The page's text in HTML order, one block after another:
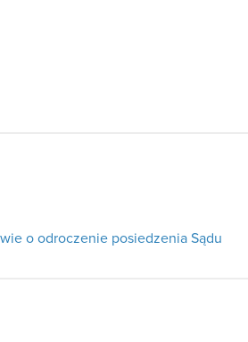
o odroczenie posiedzenia Sądu